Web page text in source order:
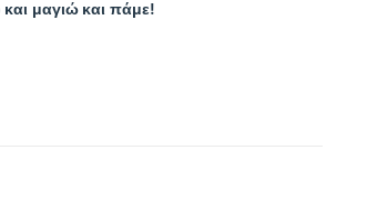
μαγιώ και πάμε!